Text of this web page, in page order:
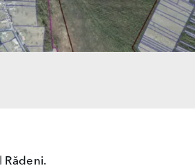
Rădeni.